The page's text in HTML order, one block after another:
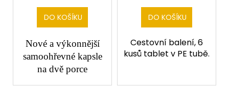
DO KOŠÍKU
Nové a výkonnější
samoohřevné kapsle
na dvě porce
DO KOŠÍKU
Cestovní balení, 6
kusů tablet v PE tubě.